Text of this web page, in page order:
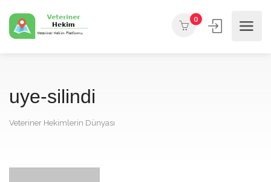
0
uye-silindi
Veteriner Hekimlerin Dünyası